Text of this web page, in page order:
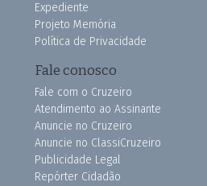
Expediente
Projeto Memória
Política de Privacidade
Fale conosco
Fale com o Cruzeiro
Atendimento ao Assinante
Anuncie no Cruzeiro
Anuncie no ClassiCruzeiro
Publicidade Legal
Repórter Cidadão